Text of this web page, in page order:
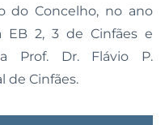
do Concelho, no ano
EB 2, 3 de Cinfães e
Prof. Dr. Flávio P.
de Cinfães.